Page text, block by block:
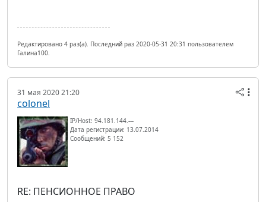
Редактировано 4 раз(а). Последний раз 2020-05-31 20:31 пользователем
Галина100.
31 мая 2020 21:20
colonel
IP/Host: 94.181.144.---
Дата регистрации: 13.07.2014
Сообщений: 5 152
RE: ПЕНСИОННОЕ ПРАВО